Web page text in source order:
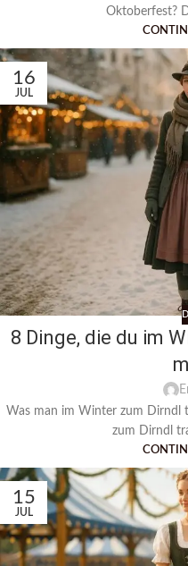
Oktoberfest?
16
JUL
8 Dinge, die du im
Was man im Winter zum Dirndl
zum Dirndl
15
JUL